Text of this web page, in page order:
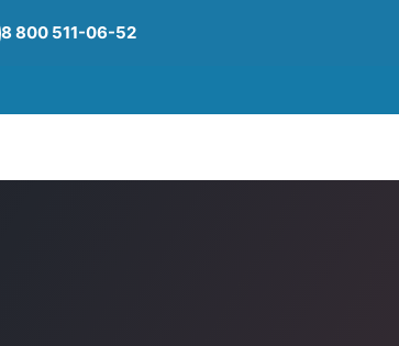
8 800 511-06-52